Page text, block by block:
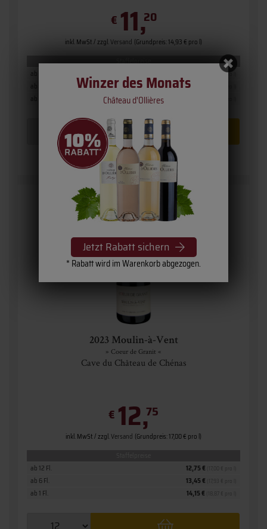
Winzer des Monats
Château d'Ollières
Jetzt Rabatt sichern
* Rabatt wird im Warenkorb abgezogen.
€ 11,20
inkl. MwSt. / zzgl.Versand (Grundpreis: 14,93 € pro l)
11,85 €
ab 12 Fl. (14,93 € pro l)
Staffelpreise
2023 Moulin-à-Vent
» Coeur de Granit «
Cave du Château de Chénas
€ 12,75
inkl. MwSt. / zzgl.Versand (Grundpreis: 17,00 € pro l)
ab 1 Fl. 14,15 €
ab 6 Fl. 13,45 €
ab 12 Fl. 12,75 €